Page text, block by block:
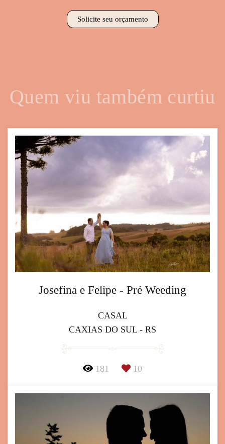
Solicite seu orçamento
Quem viu também curtiu
Josefina e Felipe - Pré Weeding
CASAL
CAXIAS DO SUL - RS
181 10